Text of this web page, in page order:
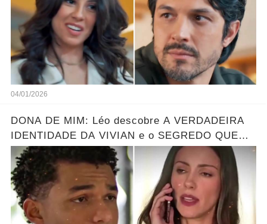
04/01/2026
DONA DE MIM: Léo descobre A VERDADEIRA
IDENTIDADE DA VIVIAN e o SEGREDO QUE
ELA ESCONDE! Resumo hoje